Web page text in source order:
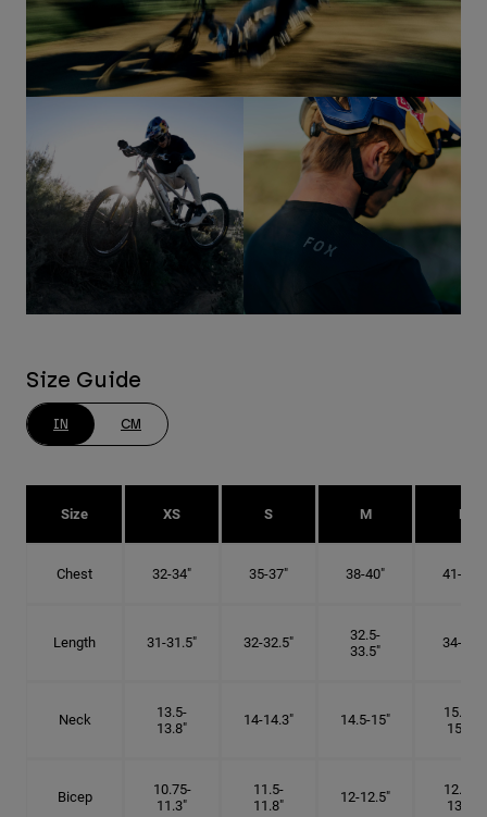
Size Guide
IN CM
Size XS S M L
Chest 32-34" 35-37" 38-40" 41-43"
Length 31-31.5" 32-32.5"
32.5-
33.5"
34-35"
Neck
13.5-
13.8"
14-14.3" 14.5-15"
15.25-
15.5"
Bicep
10.75-
11.3"
11.5-
11.8"
12-12.5"
12.75-
13.3"